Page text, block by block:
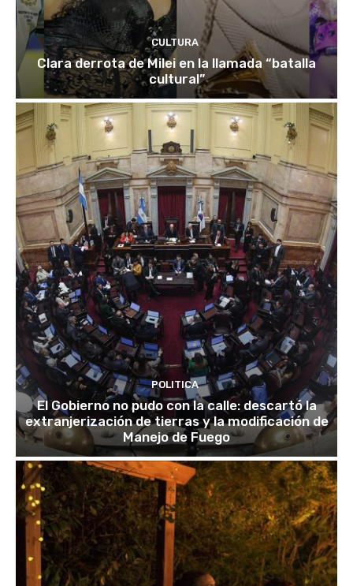
CULTURA
Clara derrota de Milei en la llamada “batalla
cultural”
POLITICA
El Gobierno no pudo con la calle: descartó la
extranjerización de tierras y la modificación de
Manejo de Fuego